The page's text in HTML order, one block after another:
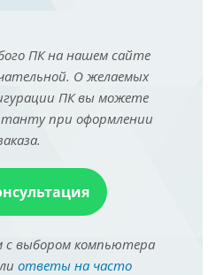
ПК на нашем сайте
О желаемых
ПК вы можете
при оформлении
выбором компьютера
ответы на часто